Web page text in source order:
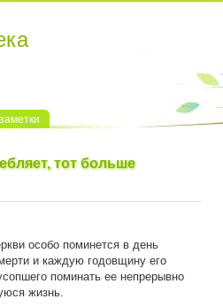
тот больше
особо поминется в день
и каждую годовщину его
поминать ее непрерывно
жизнь.